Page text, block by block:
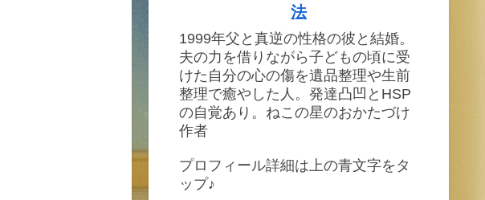
法
1999年父と真逆の性格の彼と結婚。
夫の力を借りながら子どもの頃に受
けた自分の心の傷を遺品整理や生前
整理で癒やした人。発達凸凹とHSP
の自覚あり。ねこの星のおかたづけ
作者
プロフィール詳細は上の青文字をタ
ップ♪